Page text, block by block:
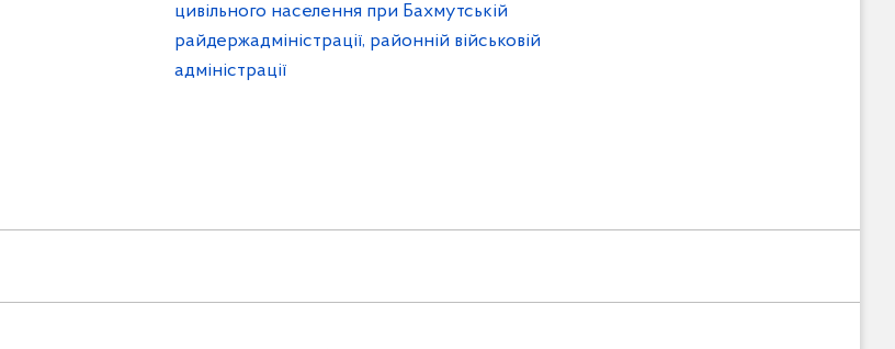
цивільного населення при Бахмутській
райдержадміністрації, районній військовій
адміністрації